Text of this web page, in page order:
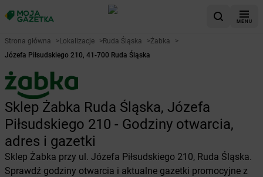
MENU
Strona główna >Lokalizacje >Ruda Śląska >Żabka
>
Józefa Piłsudskiego 210, 41-700 Ruda Śląska
Sklep Żabka Ruda Śląska, Józefa
Piłsudskiego 210 - Godziny otwarcia,
adres i gazetki
Sklep Żabka przy ul. Józefa Piłsudskiego 210, Ruda Śląska.
Sprawdź godziny otwarcia i aktualne gazetki promocyjne z